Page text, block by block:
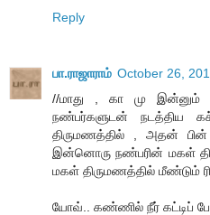
Reply
பா.ராஜாராம் October 26,
//மாது , கா மு இன்னும்
நண்பர்களுடன் நடத்திய
திருமணத்தில் , அதன் பின்
இன்னொரு நண்பரின் மகள்
மகள் திருமணத்தில் மீண்டும்
யோவ்.. கண்ணில் நீர் கட்டிப்